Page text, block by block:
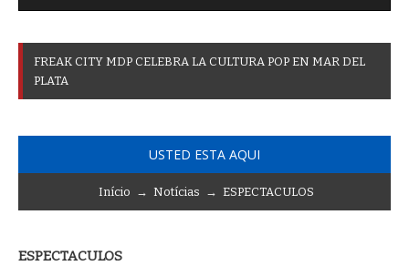
FREAK CITY MDP CELEBRA LA CULTURA POP EN MAR DEL
PLATA
USTED ESTA AQUI
Início → Notícias → ESPECTACULOS
ESPECTACULOS